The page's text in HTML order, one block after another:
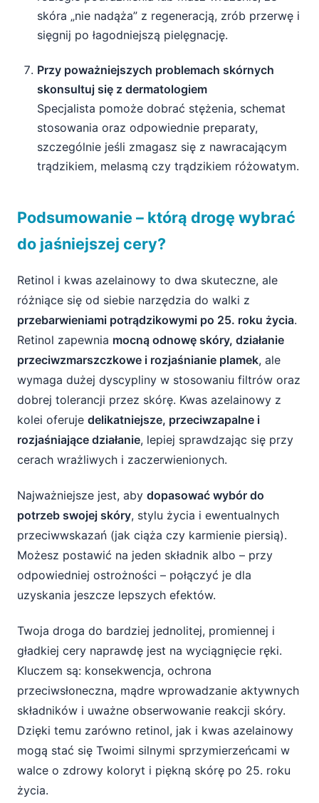
skóra „nie nadąża” z regeneracją, zrób przerwę i
sięgnij po łagodniejszą pielęgnację.
Przy poważniejszych problemach skórnych
skonsultuj się z dermatologiem
Specjalista pomoże dobrać stężenia, schemat
stosowania oraz odpowiednie preparaty,
szczególnie jeśli zmagasz się z nawracającym
trądzikiem, melasmą czy trądzikiem różowatym.
Podsumowanie – którą drogę wybrać
do jaśniejszej cery?
Retinol i kwas azelainowy to dwa skuteczne, ale
różniące się od siebie narzędzia do walki z
przebarwieniami potrądzikowymi po 25. roku życia.
Retinol zapewnia mocną odnowę skóry, działanie
przeciwzmarszczkowe i rozjaśnianie plamek, ale
wymaga dużej dyscypliny w stosowaniu filtrów oraz
dobrej tolerancji przez skórę. Kwas azelainowy z
kolei oferuje delikatniejsze, przeciwzapalne i
rozjaśniające działanie, lepiej sprawdzając się przy
cerach wrażliwych i zaczerwienionych.
Najważniejsze jest, aby dopasować wybór do
potrzeb swojej skóry, stylu życia i ewentualnych
przeciwwskazań (jak ciąża czy karmienie piersią).
Możesz postawić na jeden składnik albo – przy
odpowiedniej ostrożności – połączyć je dla
uzyskania jeszcze lepszych efektów.
Twoja droga do bardziej jednolitej, promiennej i
gładkiej cery naprawdę jest na wyciągnięcie ręki.
Kluczem są: konsekwencja, ochrona
przeciwsłoneczna, mądre wprowadzanie aktywnych
składników i uważne obserwowanie reakcji skóry.
Dzięki temu zarówno retinol, jak i kwas azelainowy
mogą stać się Twoimi silnymi sprzymierzeńcami w
walce o zdrowy koloryt i piękną skórę po 25. roku
życia.